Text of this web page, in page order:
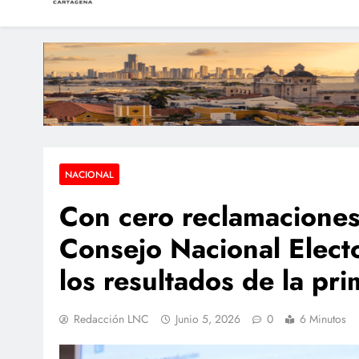
Colombia ratifica
Presunto atracador
LAS NOTICIAS CARTAGENA
Periodismo e Investigación
NACIONAL
Con cero
Consejo Nacional
los resultados de la
Redacción LNC Junio 5, 2026 0 6 Minutos